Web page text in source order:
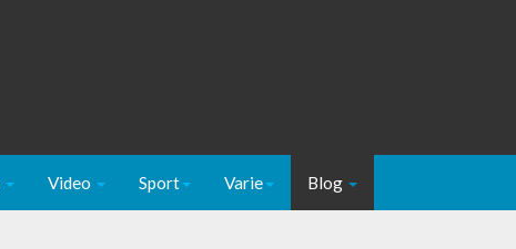
Video Sport Varie Blog